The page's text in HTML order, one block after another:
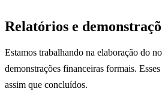
Relatórios e
Estamos trabalhando na elaboração do
demonstrações financeiras formais.
assim que concluídos.